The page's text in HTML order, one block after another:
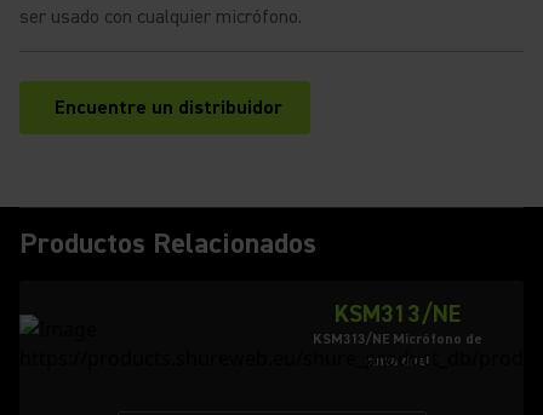
ser usado con cualquier micrófono.
Encuentre un distribuidor
(Opens in a new tab)
Productos Relacionados
KSM313/NE
KSM313/NE Micrófono de
cinta dual